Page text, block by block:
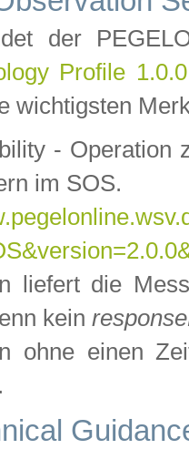
der
Profile
wichtigsten
- Operation
im SOS.
liefert die
kein
ohne einen